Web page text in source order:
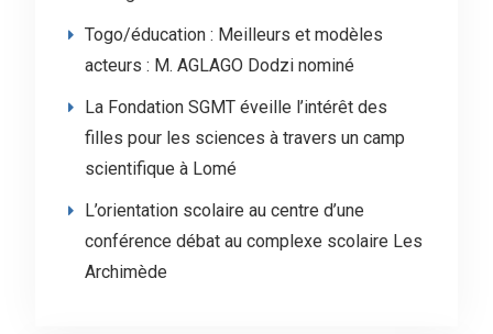
Togo/éducation : Meilleurs et modèles
acteurs : M. AGLAGO Dodzi nominé
La Fondation SGMT éveille l’intérêt des
filles pour les sciences à travers un camp
scientifique à Lomé
L’orientation scolaire au centre d’une
conférence débat au complexe scolaire Les
Archimède